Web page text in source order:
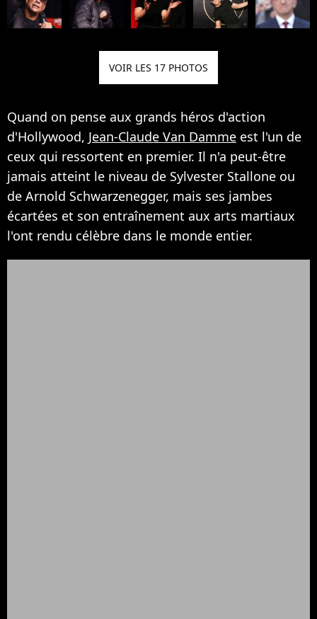
VOIR LES 17 PHOTOS
Quand on pense aux grands héros d'action
d'Hollywood, Jean-Claude Van Damme est l'un de
ceux qui ressortent en premier. Il n'a peut-être
jamais atteint le niveau de Sylvester Stallone ou
de Arnold Schwarzenegger, mais ses jambes
écartées et son entraînement aux arts martiaux
l'ont rendu célèbre dans le monde entier.